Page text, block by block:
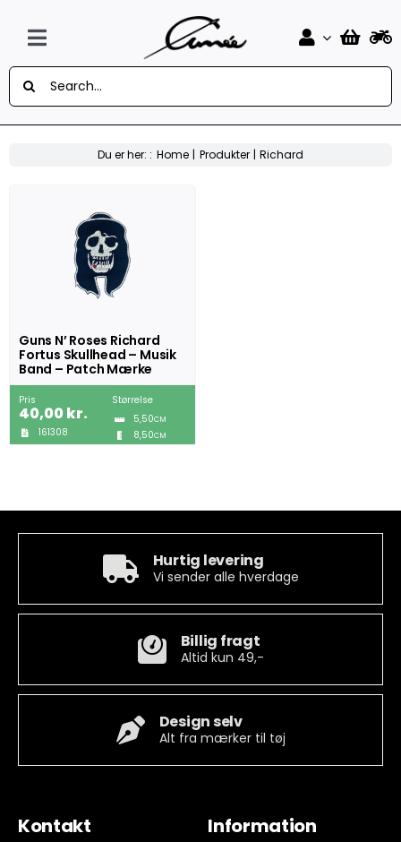
contentToggle
Navigation
Forside
Design Selv Mærker
Musik
Sport
Tobak
Andre Mærker
Tøj & Andre Varer
Søg
efter:
Du er her: : Home Produkter Richard
Guns N’ Roses Richard
Fortus Skullhead – Musik
Band – Patch Mærke
Pris
40,00kr.
161308
Størrelse
5,50CM
8,50CM
Hurtig levering
Vi sender alle hverdage
Billig fragt
Altid kun 49,-
Design selv
Alt fra mærker til tøj
Kontakt Information